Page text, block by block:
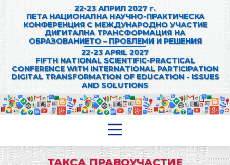
22-23 АПРИЛ 2027 г.
ПЕТА НАЦИОНАЛНА НАУЧНО-ПРАКТИЧЕСКА
КОНФЕРЕНЦИЯ С МЕЖДУНАРОДНО УЧАСТИЕ
ДИГИТАЛНА ТРАНСФОРМАЦИЯ НА
ОБРАЗОВАНИЕТО – ПРОБЛЕМИ И РЕШЕНИЯ
22-23 APRIL 2027
FIFTH NATIONAL SCIENTIFIC-PRACTICAL
CONFERENCE WITH INTERNATIONAL PARTICIPATION
DIGITAL TRANSFORMATION OF EDUCATION - ISSUES
AND SOLUTIONS